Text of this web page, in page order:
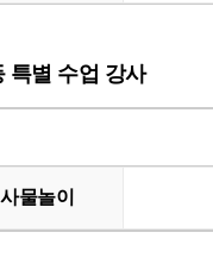
특별 수업 강사
사물놀이